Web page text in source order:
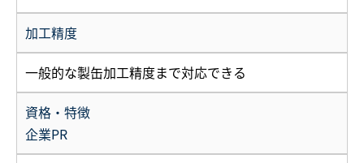
加工精度
一般的な製缶加工精度まで対応できる
資格・特徴
企業PR